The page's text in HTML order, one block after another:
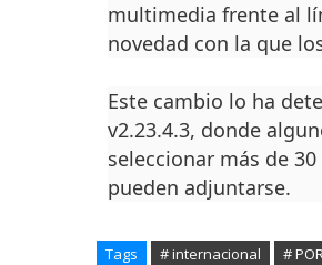
multimedia frente al
novedad con la que
Este cambio lo ha
v2.23.4.3, donde
seleccionar más de
pueden adjuntarse.
Tags # internacional #